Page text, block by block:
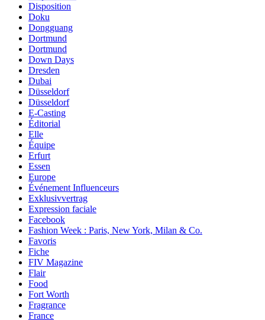
Disposition
Doku
Dongguang
Dortmund
Dortmund
Down Days
Dresden
Dubai
Düsseldorf
Düsseldorf
E-Casting
Éditorial
Elle
Équipe
Erfurt
Essen
Europe
Événement Influenceurs
Exklusivvertrag
Expression faciale
Facebook
Fashion Week : Paris, New York, Milan & Co.
Favoris
Fiche
FIV Magazine
Flair
Food
Fort Worth
Fragrance
France